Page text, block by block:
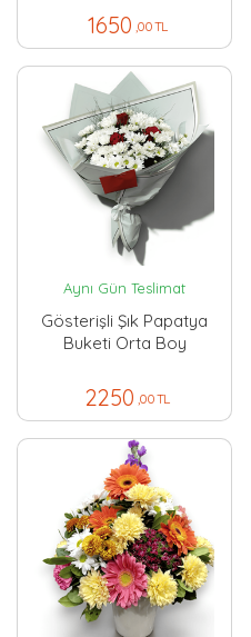
1650 ,00 TL
Aynı Gün Teslimat
Gösterişli Şık Papatya
Buketi Orta Boy
2250 ,00 TL